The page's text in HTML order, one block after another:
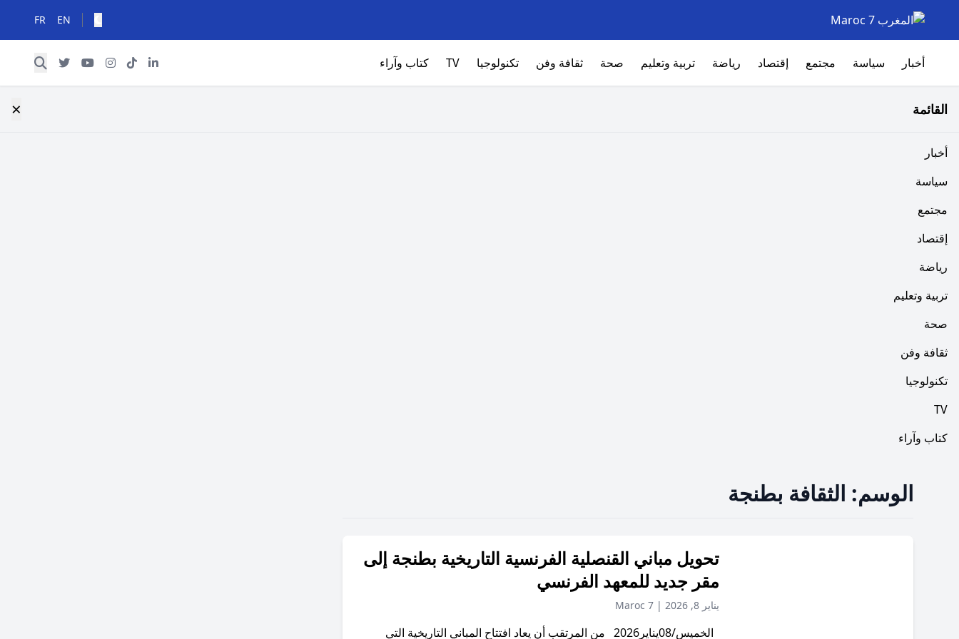
EN
FR
أخبار سياسة مجتمع إقتصاد رياضة تربية وتعليم صحة ثقافة وفن تكنولوجيا TV كتاب وآراء
القائمة ×
أخبار
سياسة
مجتمع
إقتصاد
رياضة
تربية وتعليم
صحة
ثقافة وفن
تكنولوجيا
TV
كتاب وآراء
الوسم: الثقافة بطنجة
تحويل مباني القنصلية الفرنسية التاريخية بطنجة إلى
مقر جديد للمعهد الفرنسي
يناير 8, 2026 |
Maroc 7
الخميس/08يناير2026 من المرتقب أن يعاد افتتاح المباني التاريخية التي